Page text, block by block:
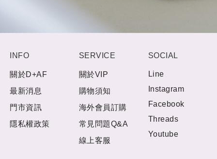
INFO
關於D+AF
最新消息
門市資訊
隱私權政策
SERVICE
關於VIP
購物須知
海外會員訂購
常見問題Q&A
線上客服
SOCIAL
Line
Instagram
Facebook
Threads
Youtube